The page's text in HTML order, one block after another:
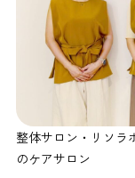
整体サロン・リソラ
のケアサロン